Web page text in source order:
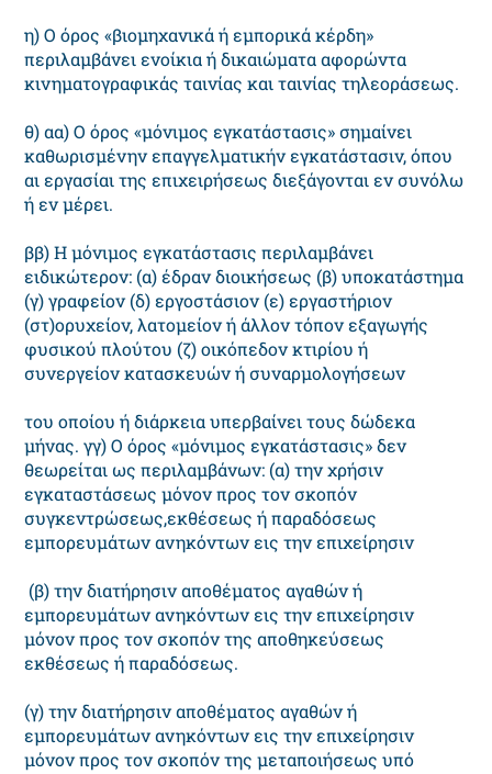
η) O όρος «βιομηχανικά ή εμπορικά κέρδη»
περιλαμβάνει ενοίκια ή δικαιώματα αφορώντα
κινηματογραφικάς ταινίας και ταινίας τηλεοράσεως.
θ) αα) O όρος «μόνιμος εγκατάστασις» σημαίνει
καθωρισμένην επαγγελματικήν εγκατάστασιν, όπου
αι εργασίαι της επιχειρήσεως διεξάγονται εν συνόλω
ή εν μέρει.
ββ) H μόνιμος εγκατάστασις περιλαμβάνει
ειδικώτερον: (α) έδραν διοικήσεως (β) υποκατάστημα
(γ) γραφείον (δ) εργοστάσιον (ε) εργαστήριον
(στ)ορυχείον, λατομείον ή άλλον τόπον εξαγωγής
φυσικού πλούτου (ζ) οικόπεδον κτιρίου ή
συνεργείον κατασκευών ή συναρμολογήσεων
του οποίου ή διάρκεια υπερβαίνει τους δώδεκα
μήνας. γγ) O όρος «μόνιμος εγκατάστασις» δεν
θεωρείται ως περιλαμβάνων: (α) την χρήσιν
εγκαταστάσεως μόνον προς τον σκοπόν
συγκεντρώσεως,εκθέσεως ή παραδόσεως
εμπορευμάτων ανηκόντων εις την επιχείρησιν
(β) την διατήρησιν αποθέματος αγαθών ή
εμπορευμάτων ανηκόντων εις την επιχείρησιν
μόνον προς τον σκοπόν της αποθηκεύσεως
εκθέσεως ή παραδόσεως.
(γ) την διατήρησιν αποθέματος αγαθών ή
εμπορευμάτων ανηκόντων εις την επιχείρησιν
μόνον προς τον σκοπόν της μεταποιήσεως υπό